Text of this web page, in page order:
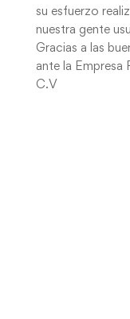
su esfuerzo
nuestra gente
Gracias a las
ante la Empresa
C.V